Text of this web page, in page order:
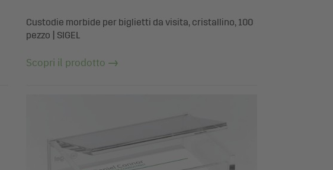
Custodie morbide per biglietti da visita, cristallino, 100
pezzo | SIGEL
Scopri il prodotto